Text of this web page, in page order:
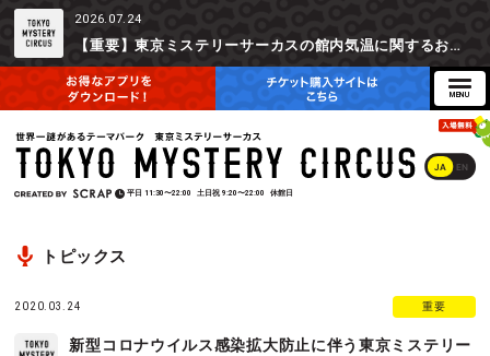
2026.07.24
【重要】東京ミステリーサーカスの館内気温に関するお詫びとご参加辞退時の返金対応について
JA EN
平日 11:30〜22:00 土日祝 9:20〜22:00 休館日
トピックス
2020.03.24 重要
新型コロナウイルス感染拡大防止に伴う東京ミステリー